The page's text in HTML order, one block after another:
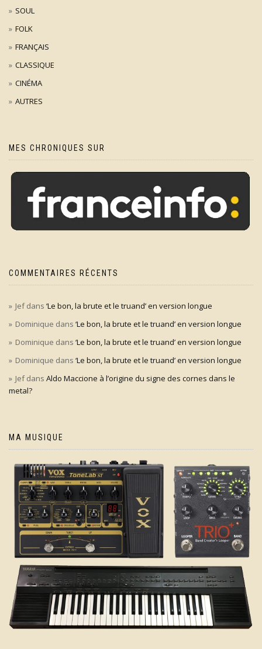
SOUL
FOLK
FRANÇAIS
CLASSIQUE
CINÉMA
AUTRES
MES CHRONIQUES SUR
COMMENTAIRES RÉCENTS
Jefdans ‘Le bon, la brute et le truand’ en version longue
Dominique dans ‘Le bon, la brute et le truand’ en version longue
Dominique dans ‘Le bon, la brute et le truand’ en version longue
Dominique dans ‘Le bon, la brute et le truand’ en version longue
Jefdans Aldo Maccione à l’origine du signe des cornes dans le
metal?
MA MUSIQUE